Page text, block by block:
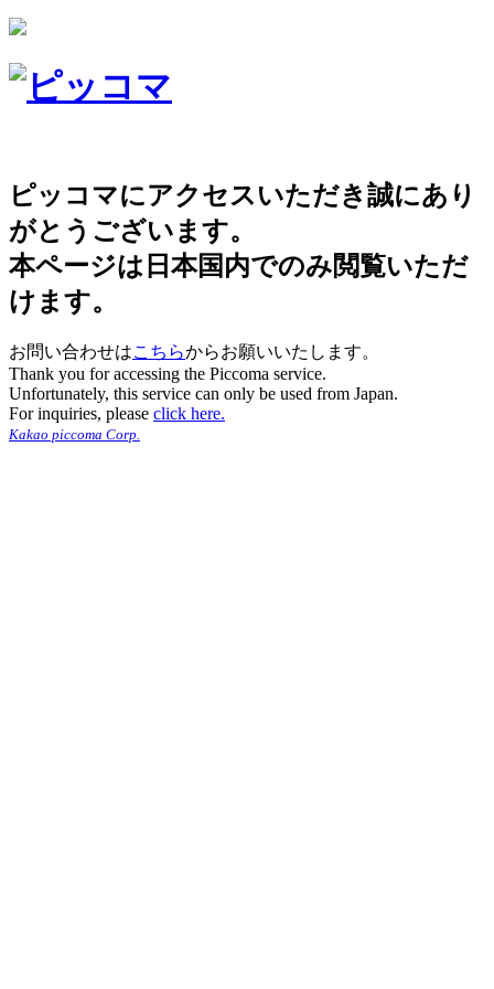
ピッコマにアクセスいただき誠にあり
がとうございます。
本ページは日本国内でのみ閲覧いただ
けます。
お問い合わせはこちらからお願いいたします。
Thank you for accessing the Piccoma service.
Unfortunately, this service can only be used from Japan.
For inquiries, please click here.
Kakao piccoma Corp.